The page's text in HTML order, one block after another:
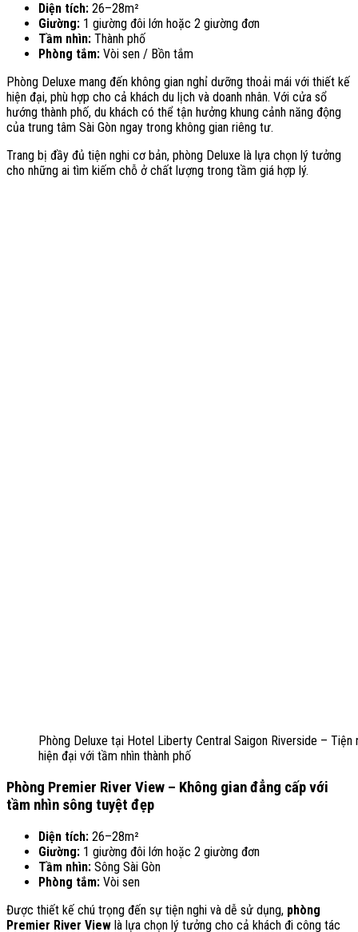
Diện tích: 26–28m²
Giường: 1 giường đôi lớn hoặc 2 giường đơn
Tầm nhìn: Thành phố
Phòng tắm: Vòi sen / Bồn tắm
Phòng Deluxe mang đến không gian nghỉ dưỡng thoải mái với thiết kế
hiện đại, phù hợp cho cả khách du lịch và doanh nhân. Với cửa sổ
hướng thành phố, du khách có thể tận hưởng khung cảnh năng động
của trung tâm Sài Gòn ngay trong không gian riêng tư.
Trang bị đầy đủ tiện nghi cơ bản, phòng Deluxe là lựa chọn lý tưởng
cho những ai tìm kiếm chỗ ở chất lượng trong tầm giá hợp lý.
Phòng Deluxe tại Hotel Liberty Central Saigon Riverside – Tiện
hiện đại với tầm nhìn thành phố
Phòng Premier River View – Không gian đẳng cấp với
tầm nhìn sông tuyệt đẹp
Diện tích: 26–28m²
Giường: 1 giường đôi lớn hoặc 2 giường đơn
Tầm nhìn: Sông Sài Gòn
Phòng tắm: Vòi sen
Được thiết kế chú trọng đến sự tiện nghi và dễ sử dụng, phòng
Premier River View là lựa chọn lý tưởng cho cả khách đi công tác